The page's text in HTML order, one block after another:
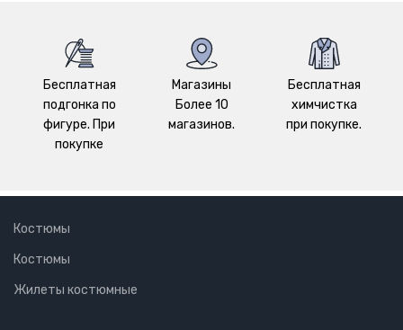
Бесплатная
подгонка по
фигуре. При
покупке
Магазины
Более 10
магазинов.
Бесплатная
химчистка
при покупке.
Костюмы
Костюмы
Жилеты костюмные